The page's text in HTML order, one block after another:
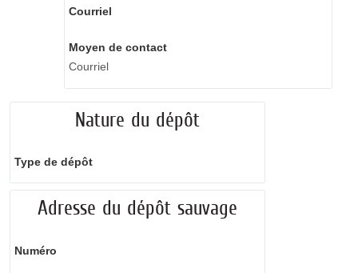
Courriel
Moyen de contact
Courriel
Nature du dépôt
Type de dépôt
Adresse du dépôt sauvage
Numéro